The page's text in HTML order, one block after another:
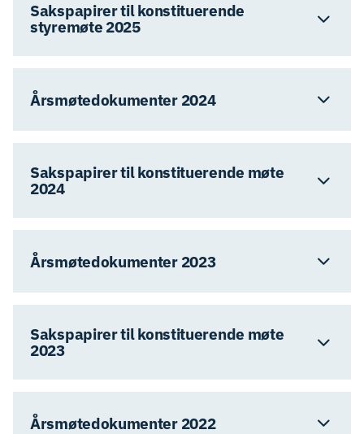
Sakspapirer til konstituerende
styremøte 2025
Årsmøtedokumenter 2024
Sakspapirer til konstituerende møte
2024
Årsmøtedokumenter 2023
Sakspapirer til konstituerende møte
2023
Årsmøtedokumenter 2022